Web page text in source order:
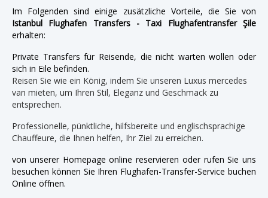
Im Folgenden sind einige zusätzliche Vorteile, die Sie von
Istanbul Flughafen Transfers - Taxi Flughafentransfer Şile
erhalten:
Private Transfers für Reisende, die nicht warten wollen oder
sich in Eile befinden.
Reisen Sie wie ein König, indem Sie unseren Luxus mercedes
van mieten, um Ihren Stil, Eleganz und Geschmack zu
entsprechen.
Professionelle, pünktliche, hilfsbereite und englischsprachige
Chauffeure, die Ihnen helfen, Ihr Ziel zu erreichen.
von unserer Homepage online reservieren oder rufen Sie uns
besuchen können Sie Ihren Flughafen-Transfer-Service buchen
Online öffnen.